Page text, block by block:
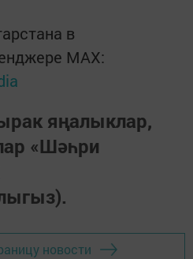
в
MАХ:
яңалыклар,
«Шәһри
новости